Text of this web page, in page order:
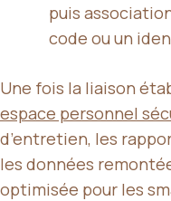
puis
code ou un
Une fois la liaison
espace personnel
d’entretien, les
les données
optimisée pour les